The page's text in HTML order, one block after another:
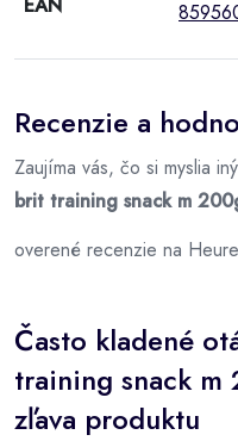
Recenzie a
Zaujíma vás, čo si myslia
brit training snack m
overené recenzie na
Často kladené
training snack m
zľava produktu